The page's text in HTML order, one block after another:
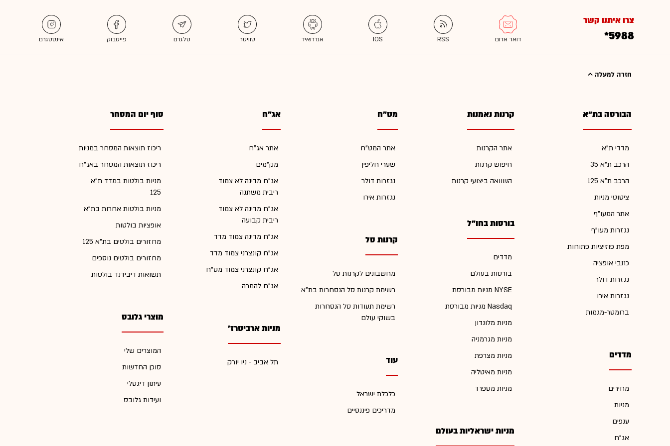
צרו איתנו קשר
*5988
חזרה למעלה
הבורסה בת"א
מדדי ת"א
הרכב ת"א 35
הרכב ת"א 125
ציטוטי מניות
אתר המעו"ף
נגזרות מעו"ף
מפת פוזיציות פתוחות
כתבי אופציה
נגזרות דולר
נגזרות אירו
ברומטר-מגמות
מדדים
מחירים
מניות
ענפים
אג"ח
קרנות נאמנות
אתר הקרנות
חיפוש קרנות
השוואה ביצועי קרנות
בורסות בחו"ל
מדדים
בורסות בעולם
מניות מבורסת NYSE
מניות מבורסת Nasdaq
מניות מלונדון
מניות מגרמניה
מניות מצרפת
מניות מאיטליה
מניות מספרד
מניות ישראליות בעולם
מט"ח
אתר המט"ח
שערי חליפין
נגזרות דולר
נגזרות אירו
קרנות סל
מחשבונים לקרנות סל
רשימת קרנות סל הנסחרות בת"א
רשימת תעודות סל הנסחרות
בשוקי עולם
עוד
כלכלת ישראל
מדריכים פיננסיים
אג"ח
אתר אג"ח
מק"מים
אג"ח מדינה לא צמוד
ריבית משתנה
אג"ח מדינה לא צמוד
ריבית קבועה
אג"ח מדינה צמוד מדד
אג"ח קונצרני צמוד מדד
אג"ח קונצרני צמוד מט"ח
אג"ח להמרה
מניות ארביטרז'
תל אביב - ניו יורק
סוף יום המסחר
ריכוז תוצאות המסחר במניות
ריכוז תוצאות המסחר באג"ח
מניות בולטות במדד ת"א
125
מניות בולטות אחרות בת"א
אופציות בולטות
מחזורים בולטים בת"א 125
מחזורים בולטים נוספים
תשואות דיבידנד בולטות
מוצרי גלובס
המוצרים שלי
סוכן החדשות
עיתון דיגטלי
ועידות גלובס